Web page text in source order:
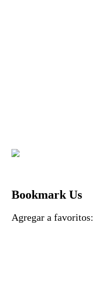
Bookmark Us
Agregar a